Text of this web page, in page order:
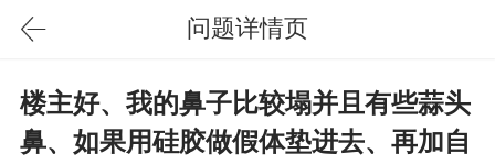
问题详情页
楼主好、我的鼻子比较塌并且有些蒜头
鼻、如果用硅胶做假体垫进去、再加自